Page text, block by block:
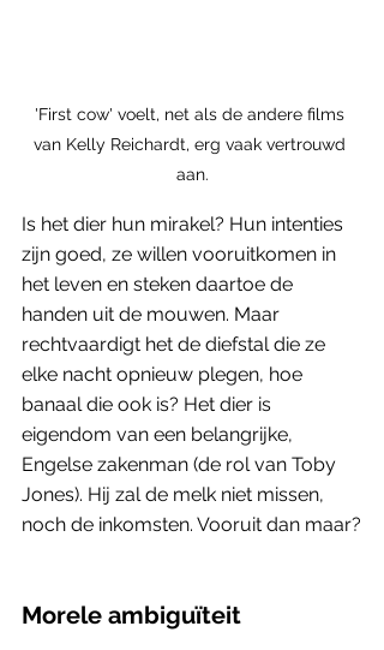
'First cow' voelt, net als de andere films
van Kelly Reichardt, erg vaak vertrouwd
aan.
Is het dier hun mirakel? Hun intenties
zijn goed, ze willen vooruitkomen in
het leven en steken daartoe de
handen uit de mouwen. Maar
rechtvaardigt het de diefstal die ze
elke nacht opnieuw plegen, hoe
banaal die ook is? Het dier is
eigendom van een belangrijke,
Engelse zakenman (de rol van Toby
Jones). Hij zal de melk niet missen,
noch de inkomsten. Vooruit dan maar?
Morele ambiguïteit